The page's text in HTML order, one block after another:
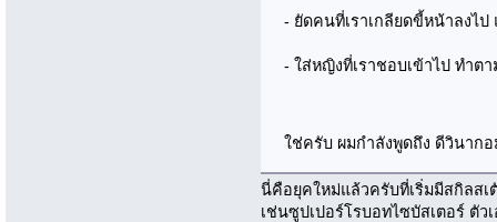
- ยัดคนที่เราเกลียดขี้หน้าลงไ
- ใส่หญิงที่เราชอบเข้าไป ทำตา
ใช่ครับ ผมกำลังพูดถึง ดีวินาก
นี่คือยุคใหม่แล้วครับที่เริ่มมีสกิลส
เช่นซูปเปอร์โรบอทไซบัสเตอร์ ตัว